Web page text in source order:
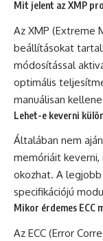
Mit jelent az XMP
Az XMP (Extreme
beállításokat
módosítással
optimális
manuálisan
Lehet-e keverni
Általában nem
memóriáit
okozhat. A
specifikációjú
Mikor érdemes ECC
Az ECC (Error